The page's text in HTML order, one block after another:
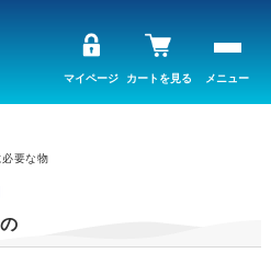
メニュー
カートを見る
マイページ
必要な物